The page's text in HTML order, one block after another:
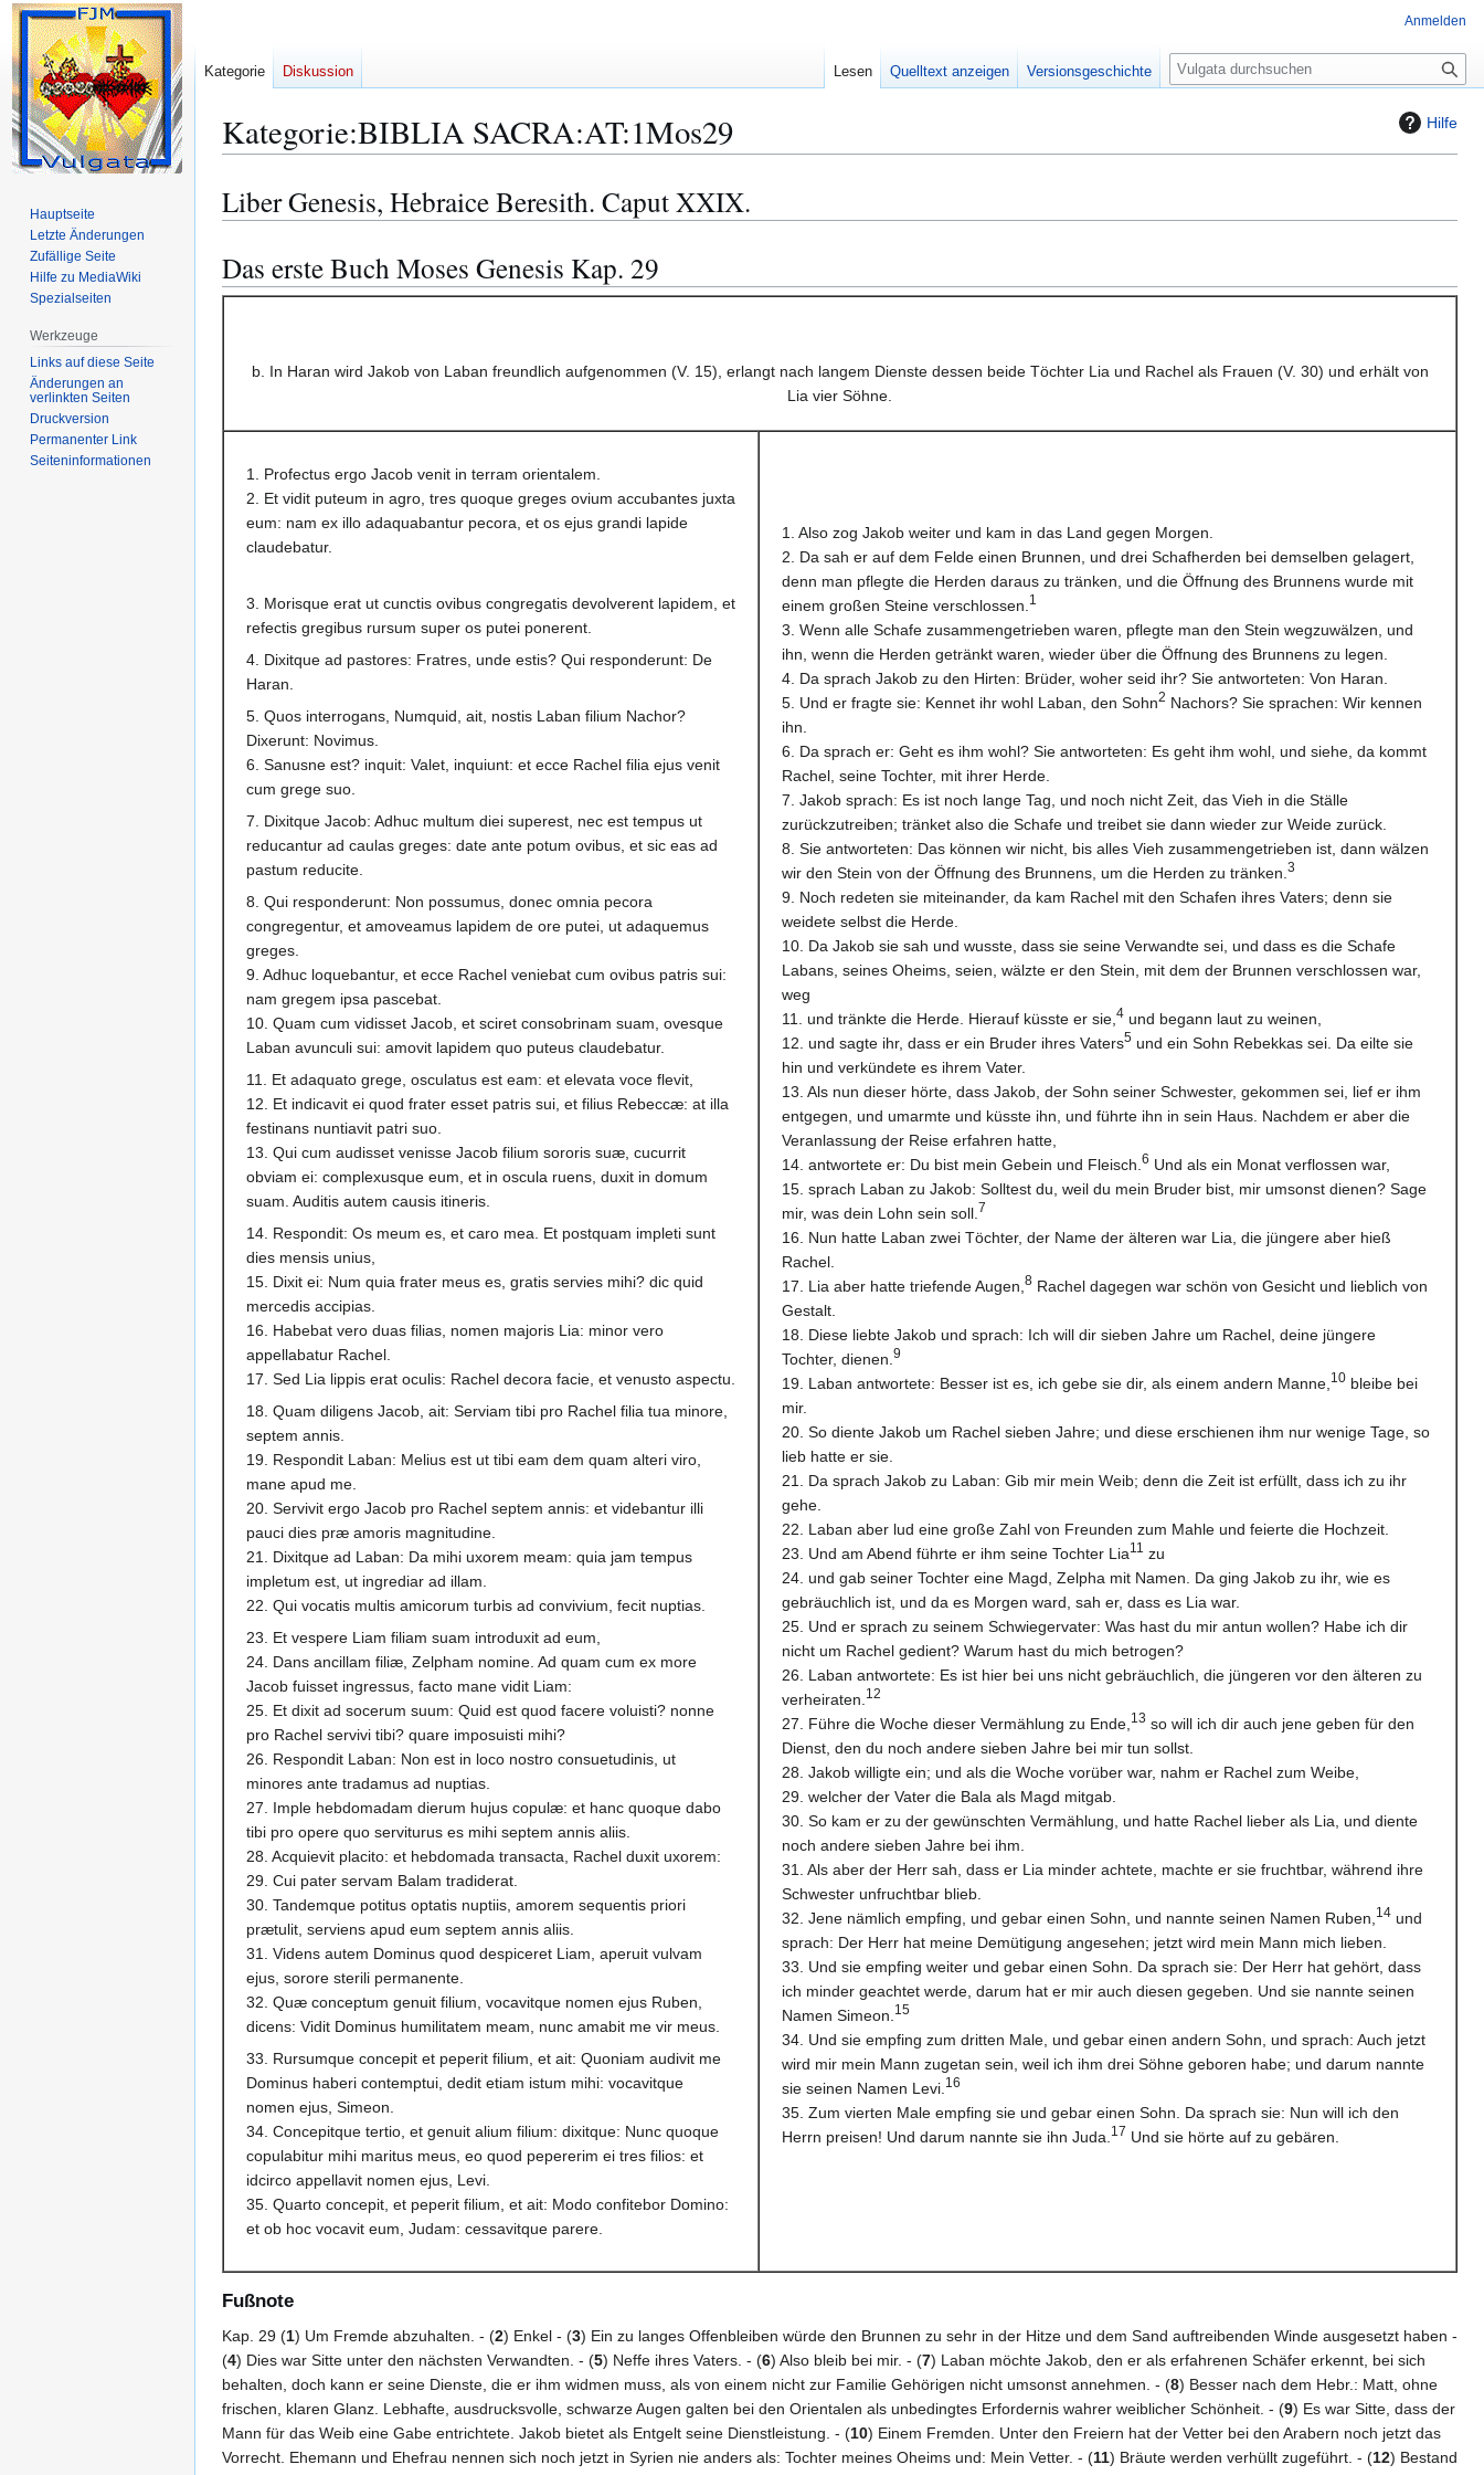
Hilfe
Kategorie:BIBLIA SACRA:AT:1Mos29
Zur
Navigation
Zur
Suche
Liber Genesis, Hebraice Beresith. Caput XXIX.
Das erste Buch Moses Genesis Kap. 29
b. In Haran wird Jakob von Laban freundlich aufgenommen (V. 15), erlangt nach langem Dienste dessen beide Töchter Lia und Rachel als Frauen (V. 30) und erhält von
Lia vier Söhne.
1. Profectus ergo Jacob venit in terram orientalem.
2. Et vidit puteum in agro, tres quoque greges ovium accubantes juxta
eum: nam ex illo adaquabantur pecora, et os ejus grandi lapide
claudebatur.
3. Morisque erat ut cunctis ovibus congregatis devolverent lapidem, et
refectis gregibus rursum super os putei ponerent.
4. Dixitque ad pastores: Fratres, unde estis? Qui responderunt: De
Haran.
5. Quos interrogans, Numquid, ait, nostis Laban filium Nachor?
Dixerunt: Novimus.
6. Sanusne est? inquit: Valet, inquiunt: et ecce Rachel filia ejus venit
cum grege suo.
7. Dixitque Jacob: Adhuc multum diei superest, nec est tempus ut
reducantur ad caulas greges: date ante potum ovibus, et sic eas ad
pastum reducite.
8. Qui responderunt: Non possumus, donec omnia pecora
congregentur, et amoveamus lapidem de ore putei, ut adaquemus
greges.
9. Adhuc loquebantur, et ecce Rachel veniebat cum ovibus patris sui:
nam gregem ipsa pascebat.
10. Quam cum vidisset Jacob, et sciret consobrinam suam, ovesque
Laban avunculi sui: amovit lapidem quo puteus claudebatur.
11. Et adaquato grege, osculatus est eam: et elevata voce flevit,
12. Et indicavit ei quod frater esset patris sui, et filius Rebeccæ: at illa
festinans nuntiavit patri suo.
13. Qui cum audisset venisse Jacob filium sororis suæ, cucurrit
obviam ei: complexusque eum, et in oscula ruens, duxit in domum
suam. Auditis autem causis itineris.
14. Respondit: Os meum es, et caro mea. Et postquam impleti sunt
dies mensis unius,
15. Dixit ei: Num quia frater meus es, gratis servies mihi? dic quid
mercedis accipias.
16. Habebat vero duas filias, nomen majoris Lia: minor vero
appellabatur Rachel.
17. Sed Lia lippis erat oculis: Rachel decora facie, et venusto aspectu.
18. Quam diligens Jacob, ait: Serviam tibi pro Rachel filia tua minore,
septem annis.
19. Respondit Laban: Melius est ut tibi eam dem quam alteri viro,
mane apud me.
20. Servivit ergo Jacob pro Rachel septem annis: et videbantur illi
pauci dies præ amoris magnitudine.
21. Dixitque ad Laban: Da mihi uxorem meam: quia jam tempus
impletum est, ut ingrediar ad illam.
22. Qui vocatis multis amicorum turbis ad convivium, fecit nuptias.
23. Et vespere Liam filiam suam introduxit ad eum,
24. Dans ancillam filiæ, Zelpham nomine. Ad quam cum ex more
Jacob fuisset ingressus, facto mane vidit Liam:
25. Et dixit ad socerum suum: Quid est quod facere voluisti? nonne
pro Rachel servivi tibi? quare imposuisti mihi?
26. Respondit Laban: Non est in loco nostro consuetudinis, ut
minores ante tradamus ad nuptias.
27. Imple hebdomadam dierum hujus copulæ: et hanc quoque dabo
tibi pro opere quo serviturus es mihi septem annis aliis.
28. Acquievit placito: et hebdomada transacta, Rachel duxit uxorem:
29. Cui pater servam Balam tradiderat.
30. Tandemque potitus optatis nuptiis, amorem sequentis priori
prætulit, serviens apud eum septem annis aliis.
31. Videns autem Dominus quod despiceret Liam, aperuit vulvam
ejus, sorore sterili permanente.
32. Quæ conceptum genuit filium, vocavitque nomen ejus Ruben,
dicens: Vidit Dominus humilitatem meam, nunc amabit me vir meus.
33. Rursumque concepit et peperit filium, et ait: Quoniam audivit me
Dominus haberi contemptui, dedit etiam istum mihi: vocavitque
nomen ejus, Simeon.
34. Concepitque tertio, et genuit alium filium: dixitque: Nunc quoque
copulabitur mihi maritus meus, eo quod pepererim ei tres filios: et
idcirco appellavit nomen ejus, Levi.
35. Quarto concepit, et peperit filium, et ait: Modo confitebor Domino:
et ob hoc vocavit eum, Judam: cessavitque parere.
1. Also zog Jakob weiter und kam in das Land gegen Morgen.
2. Da sah er auf dem Felde einen Brunnen, und drei Schafherden bei demselben gelagert,
denn man pflegte die Herden daraus zu tränken, und die Öffnung des Brunnens wurde mit
einem großen Steine verschlossen. 1
3. Wenn alle Schafe zusammengetrieben waren, pflegte man den Stein wegzuwälzen, und
ihn, wenn die Herden getränkt waren, wieder über die Öffnung des Brunnens zu legen.
4. Da sprach Jakob zu den Hirten: Brüder, woher seid ihr? Sie antworteten: Von Haran.
5. Und er fragte sie: Kennet ihr wohl Laban, den Sohn2 Nachors? Sie sprachen: Wir kennen
ihn.
6. Da sprach er: Geht es ihm wohl? Sie antworteten: Es geht ihm wohl, und siehe, da kommt
Rachel, seine Tochter, mit ihrer Herde.
7. Jakob sprach: Es ist noch lange Tag, und noch nicht Zeit, das Vieh in die Ställe
zurückzutreiben; tränket also die Schafe und treibet sie dann wieder zur Weide zurück.
8. Sie antworteten: Das können wir nicht, bis alles Vieh zusammengetrieben ist, dann wälzen
wir den Stein von der Öffnung des Brunnens, um die Herden zu tränken. 3
9. Noch redeten sie miteinander, da kam Rachel mit den Schafen ihres Vaters; denn sie
weidete selbst die Herde.
10. Da Jakob sie sah und wusste, dass sie seine Verwandte sei, und dass es die Schafe
Labans, seines Oheims, seien, wälzte er den Stein, mit dem der Brunnen verschlossen war,
weg
11. und tränkte die Herde. Hierauf küsste er sie, 4 und begann laut zu weinen,
12. und sagte ihr, dass er ein Bruder ihres Vaters5 und ein Sohn Rebekkas sei. Da eilte sie
hin und verkündete es ihrem Vater.
13. Als nun dieser hörte, dass Jakob, der Sohn seiner Schwester, gekommen sei, lief er ihm
entgegen, und umarmte und küsste ihn, und führte ihn in sein Haus. Nachdem er aber die
Veranlassung der Reise erfahren hatte,
14. antwortete er: Du bist mein Gebein und Fleisch. 6 Und als ein Monat verflossen war,
15. sprach Laban zu Jakob: Solltest du, weil du mein Bruder bist, mir umsonst dienen? Sage
mir, was dein Lohn sein soll. 7
16. Nun hatte Laban zwei Töchter, der Name der älteren war Lia, die jüngere aber hieß
Rachel.
17. Lia aber hatte triefende Augen, 8 Rachel dagegen war schön von Gesicht und lieblich von
Gestalt.
18. Diese liebte Jakob und sprach: Ich will dir sieben Jahre um Rachel, deine jüngere
Tochter, dienen. 9
19. Laban antwortete: Besser ist es, ich gebe sie dir, als einem andern Manne, 10 bleibe bei
mir.
20. So diente Jakob um Rachel sieben Jahre; und diese erschienen ihm nur wenige Tage, so
lieb hatte er sie.
21. Da sprach Jakob zu Laban: Gib mir mein Weib; denn die Zeit ist erfüllt, dass ich zu ihr
gehe.
22. Laban aber lud eine große Zahl von Freunden zum Mahle und feierte die Hochzeit.
23. Und am Abend führte er ihm seine Tochter Lia11 zu
24. und gab seiner Tochter eine Magd, Zelpha mit Namen. Da ging Jakob zu ihr, wie es
gebräuchlich ist, und da es Morgen ward, sah er, dass es Lia war.
25. Und er sprach zu seinem Schwiegervater: Was hast du mir antun wollen? Habe ich dir
nicht um Rachel gedient? Warum hast du mich betrogen?
26. Laban antwortete: Es ist hier bei uns nicht gebräuchlich, die jüngeren vor den älteren zu
verheiraten. 12
27. Führe die Woche dieser Vermählung zu Ende, 13 so will ich dir auch jene geben für den
Dienst, den du noch andere sieben Jahre bei mir tun sollst.
28. Jakob willigte ein; und als die Woche vorüber war, nahm er Rachel zum Weibe,
29. welcher der Vater die Bala als Magd mitgab.
30. So kam er zu der gewünschten Vermählung, und hatte Rachel lieber als Lia, und diente
noch andere sieben Jahre bei ihm.
31. Als aber der Herr sah, dass er Lia minder achtete, machte er sie fruchtbar, während ihre
Schwester unfruchtbar blieb.
32. Jene nämlich empfing, und gebar einen Sohn, und nannte seinen Namen Ruben, 14 und
sprach: Der Herr hat meine Demütigung angesehen; jetzt wird mein Mann mich lieben.
33. Und sie empfing weiter und gebar einen Sohn. Da sprach sie: Der Herr hat gehört, dass
ich minder geachtet werde, darum hat er mir auch diesen gegeben. Und sie nannte seinen
Namen Simeon. 15
34. Und sie empfing zum dritten Male, und gebar einen andern Sohn, und sprach: Auch jetzt
wird mir mein Mann zugetan sein, weil ich ihm drei Söhne geboren habe; und darum nannte
sie seinen Namen Levi. 16
35. Zum vierten Male empfing sie und gebar einen Sohn. Da sprach sie: Nun will ich den
Herrn preisen! Und darum nannte sie ihn Juda. 17 Und sie hörte auf zu gebären.
Fußnote
Kap. 29 (1) Um Fremde abzuhalten. - (2) Enkel - (3) Ein zu langes Offenbleiben würde den Brunnen zu sehr in der Hitze und dem Sand auftreibenden Winde ausgesetzt haben -
(4) Dies war Sitte unter den nächsten Verwandten. - (5) Neffe ihres Vaters. - (6) Also bleib bei mir. - (7) Laban möchte Jakob, den er als erfahrenen Schäfer erkennt, bei sich
behalten, doch kann er seine Dienste, die er ihm widmen muss, als von einem nicht zur Familie Gehörigen nicht umsonst annehmen. - (8) Besser nach dem Hebr.: Matt, ohne
frischen, klaren Glanz. Lebhafte, ausdrucksvolle, schwarze Augen galten bei den Orientalen als unbedingtes Erfordernis wahrer weiblicher Schönheit. - (9) Es war Sitte, dass der
Mann für das Weib eine Gabe entrichtete. Jakob bietet als Entgelt seine Dienstleistung. - (10) Einem Fremden. Unter den Freiern hat der Vetter bei den Arabern noch jetzt das
Vorrecht. Ehemann und Ehefrau nennen sich noch jetzt in Syrien nie anders als: Tochter meines Oheims und: Mein Vetter. - (11) Bräute werden verhüllt zugeführt. - (12) Bestand
Anmelden
Kategorie Diskussion Lesen Quelltext anzeigen Versionsgeschichte
S
u
e
Hauptseite
Letzte Änderungen
Zufällige Seite
Hilfe zu MediaWiki
Spezialseiten
Werkzeuge
Links auf diese Seite
Änderungen an
verlinkten Seiten
Druckversion
Permanenter Link
Seiten­­informationen